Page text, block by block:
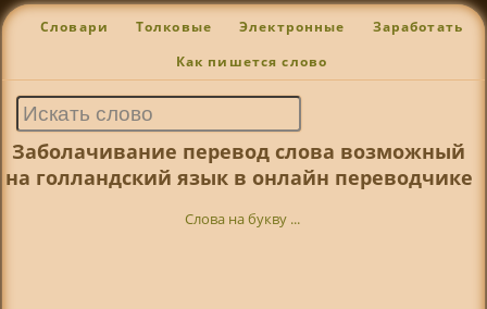
Словари Толковые Электронные Заработать
Как пишется слово
Заболачивание перевод слова возможный
на голландский язык в онлайн переводчике
Слова на букву ...